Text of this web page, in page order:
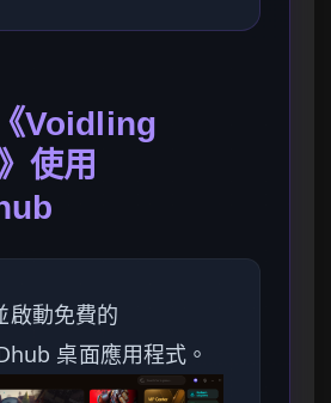
Voidling
使用
啟動免費的
桌面應用程式。